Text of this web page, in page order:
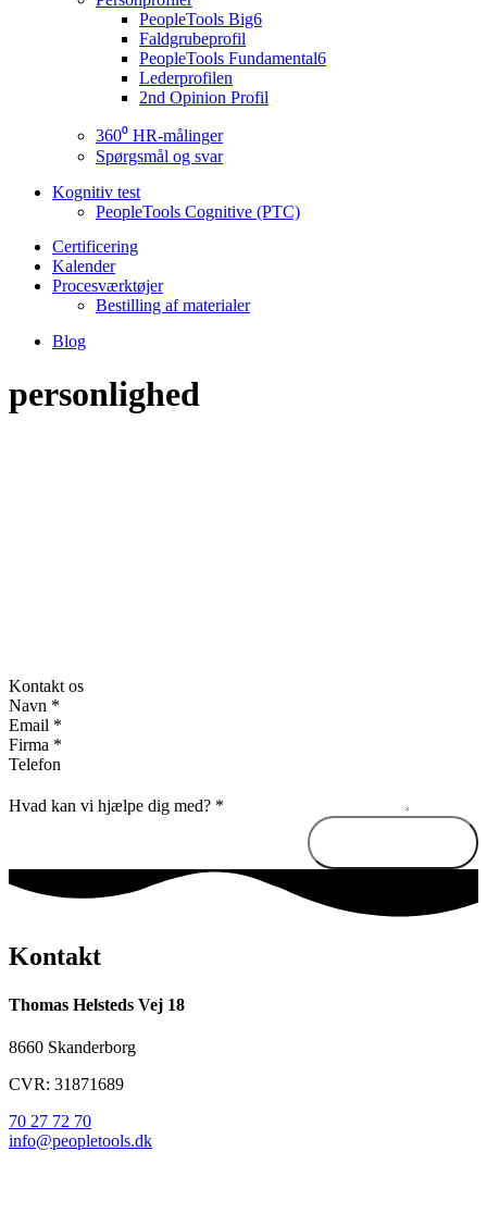
PeopleTools Big6
Faldgrubeprofil
PeopleTools Fundamental6
Lederprofilen
2nd Opinion Profil
360⁰ HR-målinger
Spørgsmål og svar
Kognitiv test
PeopleTools Cognitive (PTC)
Certificering
Kalender
Procesværktøjer
Bestilling af materialer
Blog
personlighed
Kontakt os
Navn *
Email *
Firma *
Telefon
Hvad kan vi hjælpe dig med? *
Kontakt
Thomas Helsteds Vej 18
8660 Skanderborg
CVR: 31871689
70 27 72 70
info@peopletools.dk